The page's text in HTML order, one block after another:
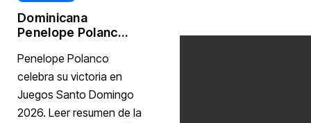
Dominicana
Penelope Polanco
oro en karate
Penelope Polanco
celebra su victoria en
Juegos Santo Domingo
2026. Leer resumen de la